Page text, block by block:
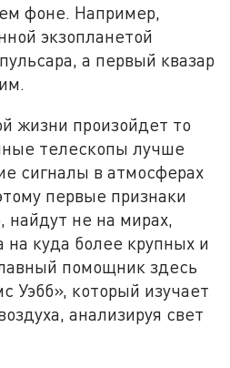
фоне. Например,
экзопланетой
а первый квазар
жизни произойдет то
телескопы лучше
сигналы в атмосферах
первые признаки
найдут не на мирах,
куда более крупных и
помощник здесь
Уэбб», который изучает
анализируя свет